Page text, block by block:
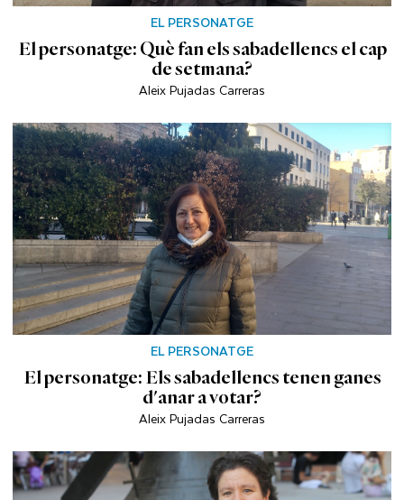
EL PERSONATGE
El personatge: Què fan els sabadellencs el cap
de setmana?
Aleix Pujadas Carreras
EL PERSONATGE
El personatge: Els sabadellencs tenen ganes
d'anar a votar?
Aleix Pujadas Carreras